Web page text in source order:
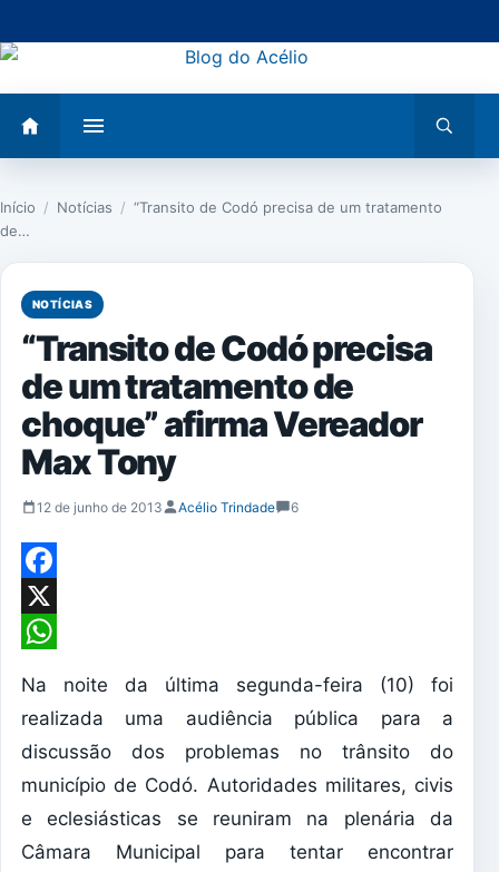
para
conteúdo
menu
busca
Início / Notícias / “Transito de Codó precisa de um tratamento
de…
NOTÍCIAS
“Transito de Codó precisa
de um tratamento de
choque” afirma Vereador
Max Tony
12 de junho de 2013 Acélio Trindade 6
Facebook
X
Na noite da última segunda-feira (10) foi
realizada uma audiência pública para a
discussão dos problemas no trânsito do
município de Codó. Autoridades militares, civis
e eclesiásticas se reuniram na plenária da
Câmara Municipal para tentar encontrar